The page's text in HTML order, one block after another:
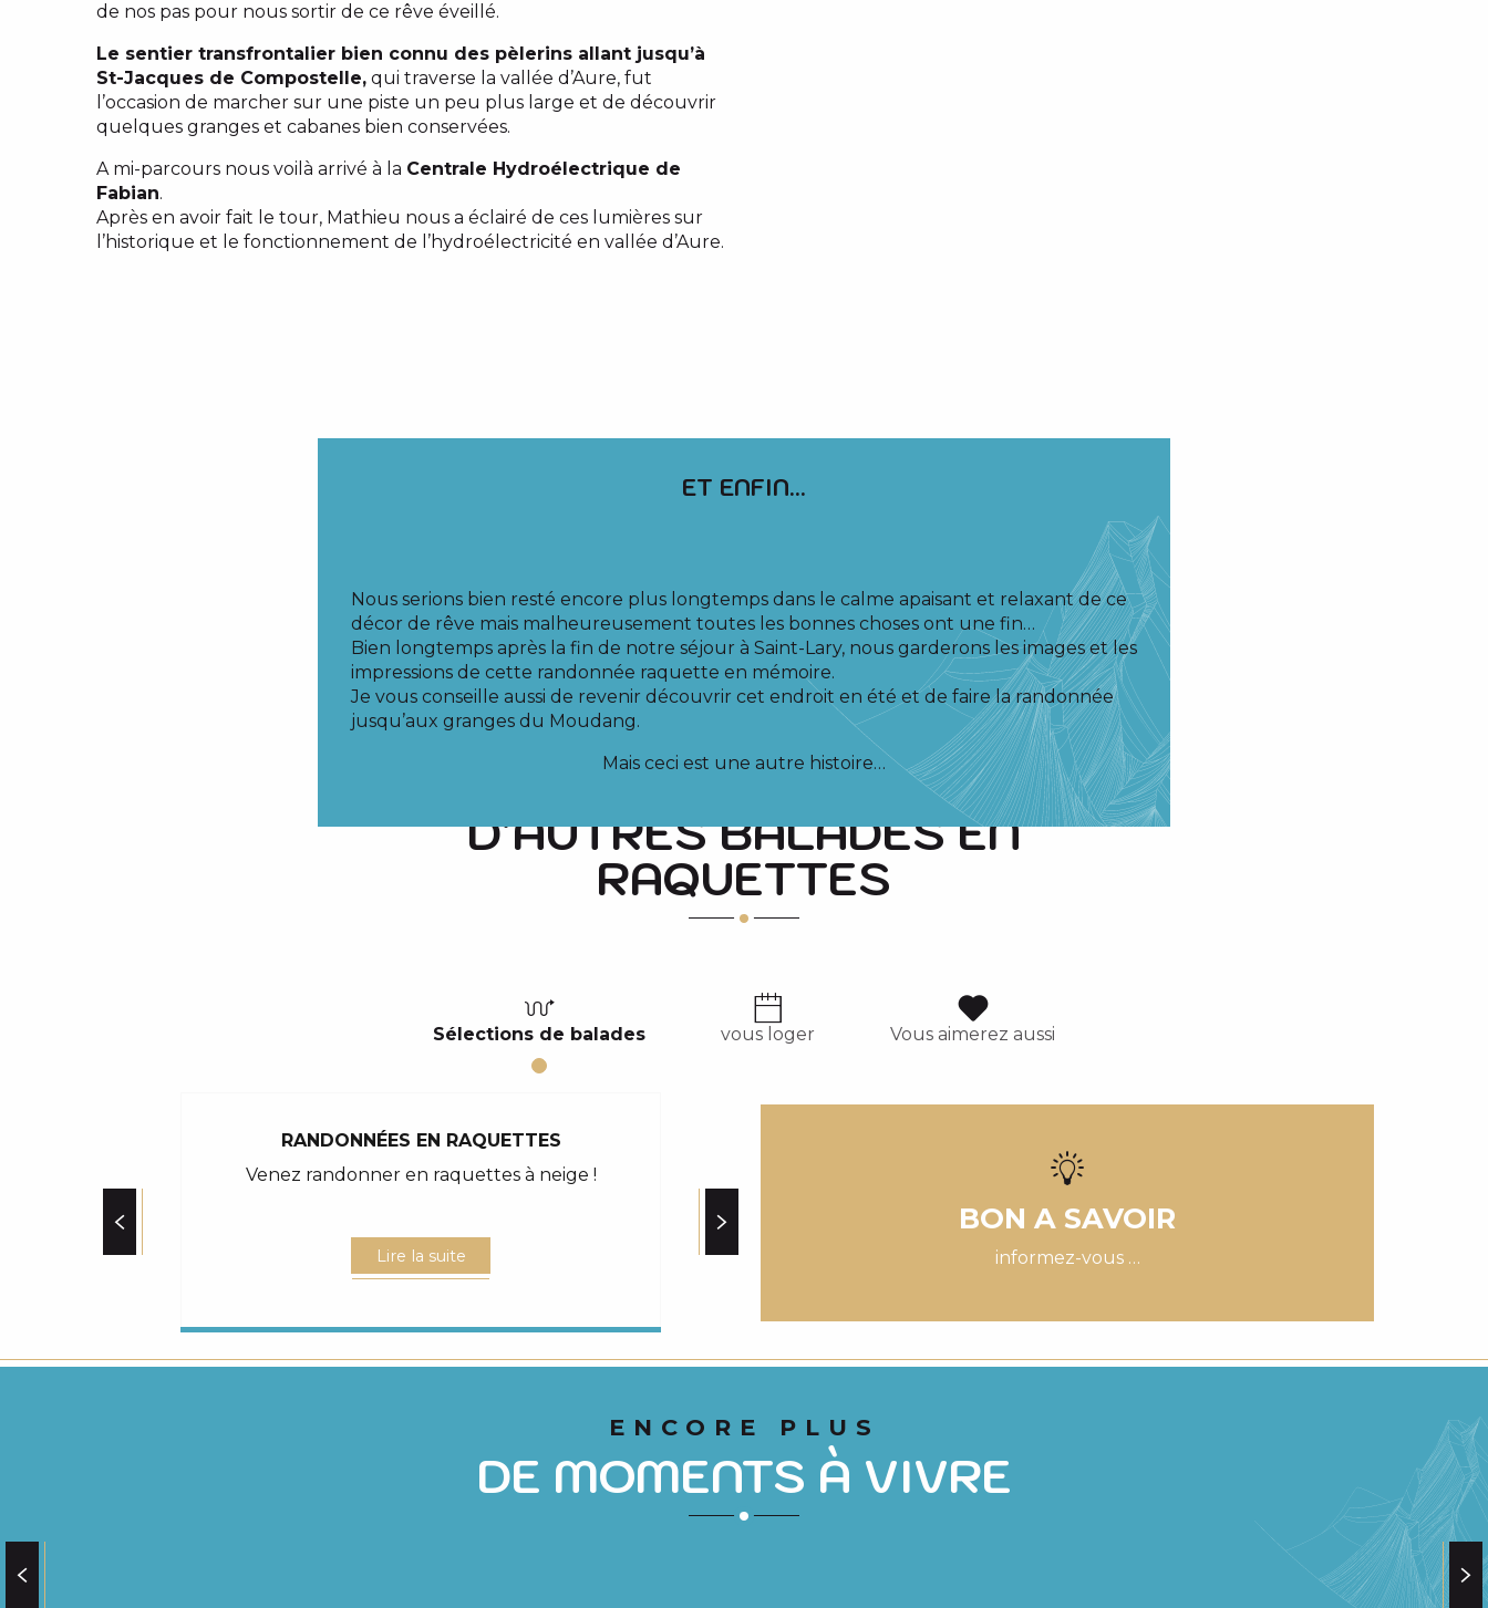
de nos pas pour nous sortir de ce rêve éveillé.
Le sentier transfrontalier bien connu des pèlerins allant jusqu’à
St-Jacques de Compostelle, qui traverse la vallée d’Aure, fut
l’occasion de marcher sur une piste un peu plus large et de découvrir
quelques granges et cabanes bien conservées.
A mi-parcours nous voilà arrivé à la Centrale Hydroélectrique de
Fabian.
Après en avoir fait le tour, Mathieu nous a éclairé de ces lumières sur
l’historique et le fonctionnement de l’hydroélectricité en vallée d’Aure.
ET ENFIN...
Nous serions bien resté encore plus longtemps dans le calme apaisant et relaxant de ce
décor de rêve mais malheureusement toutes les bonnes choses ont une fin…
Bien longtemps après la fin de notre séjour à Saint-Lary, nous garderons les images et les
impressions de cette randonnée raquette en mémoire.
Je vous conseille aussi de revenir découvrir cet endroit en été et de faire la randonnée
jusqu’aux granges du Moudang.
Mais ceci est une autre histoire…
D'AUTRES BALADES EN
RAQUETTES
Sélections de balades vous loger Vous aimerez aussi
RANDONNÉES EN RAQUETTES
Venez randonner en raquettes à neige !
Lire la suite
BON A SAVOIR
informez-vous …
ENCORE PLUS
DE MOMENTS À VIVRE